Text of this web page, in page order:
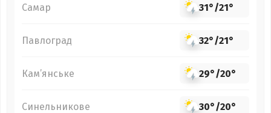
Самар 31°/21°
Павлоград 32°/21°
Кам’янське 29°/20°
Синельникове 30°/20°